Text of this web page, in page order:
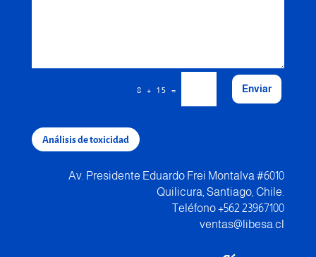
8 + 15 = Enviar
Análisis de toxicidad
Av. Presidente Eduardo Frei Montalva #6010
Quilicura, Santiago, Chile.
Teléfono +562 23967100
ventas@libesa.cl